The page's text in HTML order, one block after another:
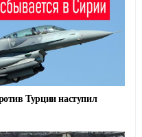
Турции наступил